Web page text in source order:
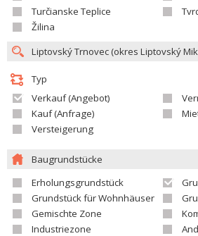
Turčianske Teplice
Žilina
Typ
Verkauf (Angebot)
Kauf (Anfrage)
Versteigerung
Baugrundstücke
Erholungsgrundstück
Grundstück für Wohnhäuser
Gemischte Zone
Industriezone